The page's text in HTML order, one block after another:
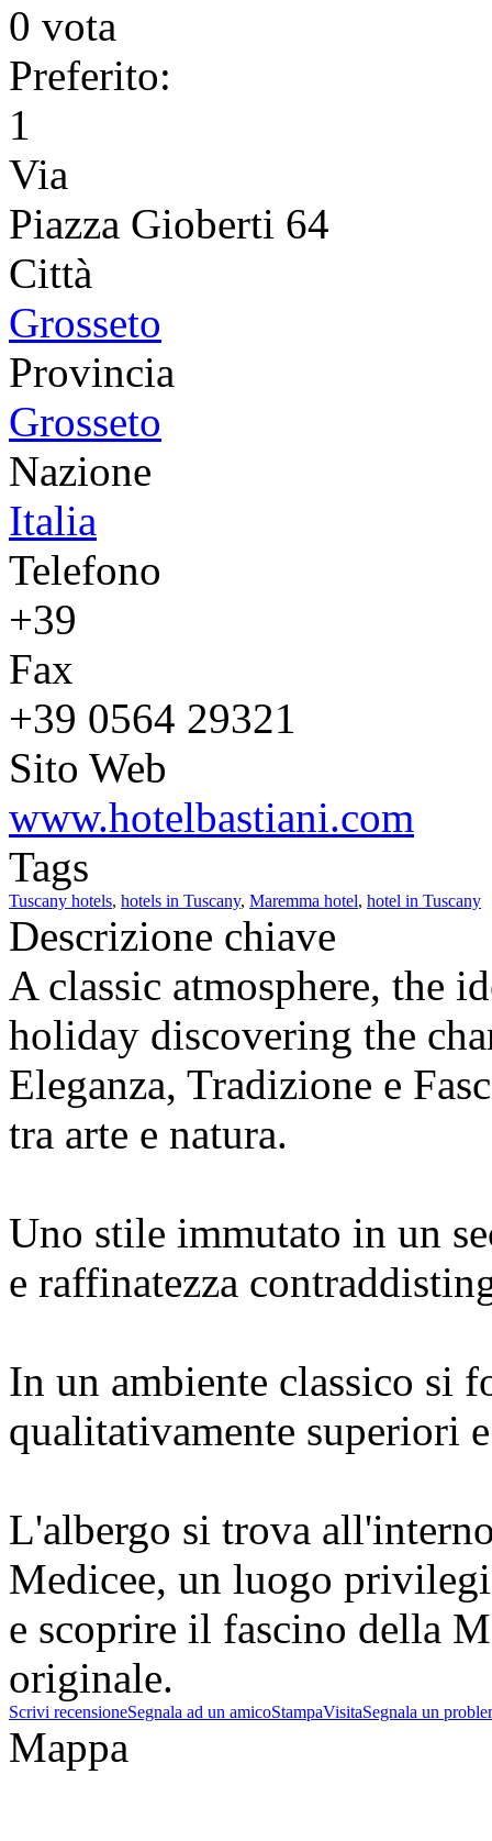
0 vota
Preferito:
1
Via
Piazza Gioberti 64
Città
Grosseto
Provincia
Grosseto
Nazione
Italia
Telefono
+39
Fax
+39 0564 29321
Sito Web
www.hotelbastiani.com
Tags
Tuscany hotels, hotels in Tuscany, Maremma hotel, hotel in Tuscany
Descrizione chiave
A classic atmosphere, the
holiday discovering the
Eleganza, Tradizione e
tra arte e natura.
Uno stile immutato in un
e raffinatezza
In un ambiente classico si
qualitativamente superiori
L'albergo si trova
Medicee, un luogo
e scoprire il fascino della
originale.
Scrivi recensioneSegnala ad un amicoStampaVisitaSegnala un
Mappa